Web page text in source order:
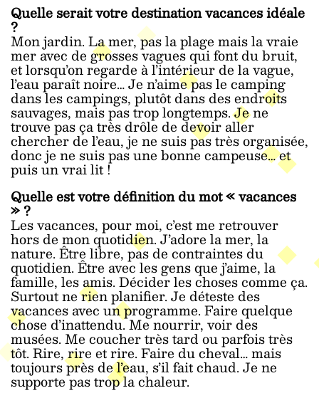
Quelle serait votre destination vacances idéale
?
Mon jardin. La mer, pas la plage mais la vraie
mer avec de grosses vagues qui font du bruit,
et lorsqu’on regarde à l’intérieur de la vague,
l’eau paraît noire… Je n’aime pas le camping
dans les campings, plutôt dans des endroits
sauvages, mais pas trop longtemps. Je ne
trouve pas ça très drôle de devoir aller
chercher de l’eau, je ne suis pas très organisée,
donc je ne suis pas une bonne campeuse… et
puis un vrai lit !
Quelle est votre définition du mot « vacances
» ?
Les vacances, pour moi, c’est me retrouver
hors de mon quotidien. J’adore la mer, la
nature. Être libre, pas de contraintes du
quotidien. Être avec les gens que j’aime, la
famille, les amis. Décider les choses comme ça.
Surtout ne rien planifier. Je déteste des
vacances avec un programme. Faire quelque
chose d’inattendu. Me nourrir, voir des
musées. Me coucher très tard ou parfois très
tôt. Rire, rire et rire. Faire du cheval… mais
toujours près de l’eau, s’il fait chaud. Je ne
supporte pas trop la chaleur.